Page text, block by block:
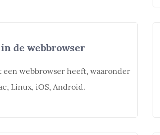
de webbrowser
webbrowser heeft, waaronder
Linux, iOS, Android.